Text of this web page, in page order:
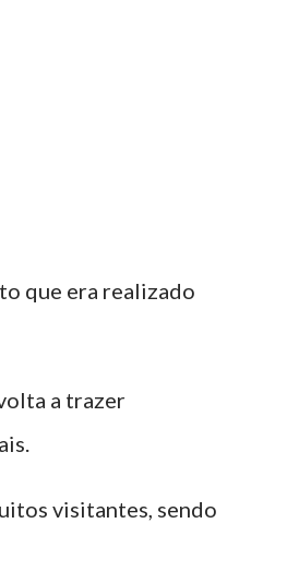
que era realizado
a trazer
visitantes, sendo